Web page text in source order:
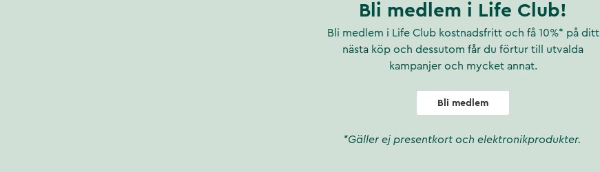
Bli medlem i Life Club!
Bli medlem i Life Club kostnadsfritt och få 10%* på ditt
nästa köp och dessutom får du förtur till utvalda
kampanjer och mycket annat.
Bli medlem
*Gäller ej presentkort och elektronikprodukter.